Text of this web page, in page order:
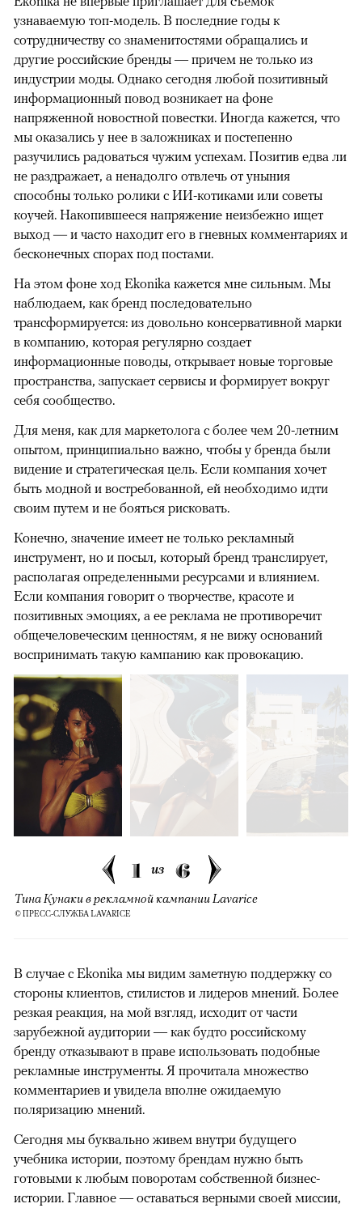
узнаваемую топ-модель. В последние годы к
сотрудничеству со знаменитостями обращались и
другие российские бренды — причем не только из
индустрии моды. Однако сегодня любой позитивный
информационный повод возникает на фоне
напряженной новостной повестки. Иногда кажется, что
мы оказались у нее в заложниках и постепенно
разучились радоваться чужим успехам. Позитив едва ли
не раздражает, а ненадолго отвлечь от уныния
способны только ролики с ИИ-котиками или советы
коучей. Накопившееся напряжение неизбежно ищет
выход — и часто находит его в гневных комментариях и
бесконечных спорах под постами.
На этом фоне ход Ekonika кажется мне сильным. Мы
наблюдаем, как бренд последовательно
трансформируется: из довольно консервативной марки
в компанию, которая регулярно создает
информационные поводы, открывает новые торговые
пространства, запускает сервисы и формирует вокруг
себя сообщество.
Для меня, как для маркетолога с более чем 20-летним
опытом, принципиально важно, чтобы у бренда были
видение и стратегическая цель. Если компания хочет
быть модной и востребованной, ей необходимо идти
своим путем и не бояться рисковать.
Конечно, значение имеет не только рекламный
инструмент, но и посыл, который бренд транслирует,
располагая определенными ресурсами и влиянием.
Если компания говорит о творчестве, красоте и
позитивных эмоциях, а ее реклама не противоречит
общечеловеческим ценностям, я не вижу оснований
воспринимать такую кампанию как провокацию.
1 из 6
Тина Кунаки в рекламной кампании Lavarice
© ПРЕСС-СЛУЖБА LAVARICE
В случае с Ekonika мы видим заметную поддержку со
стороны клиентов, стилистов и лидеров мнений. Более
резкая реакция, на мой взгляд, исходит от части
зарубежной аудитории — как будто российскому
бренду отказывают в праве использовать подобные
рекламные инструменты. Я прочитала множество
комментариев и увидела вполне ожидаемую
поляризацию мнений.
Сегодня мы буквально живем внутри будущего
учебника истории, поэтому брендам нужно быть
готовыми к любым поворотам собственной бизнес-
истории. Главное — оставаться верными своей миссии,